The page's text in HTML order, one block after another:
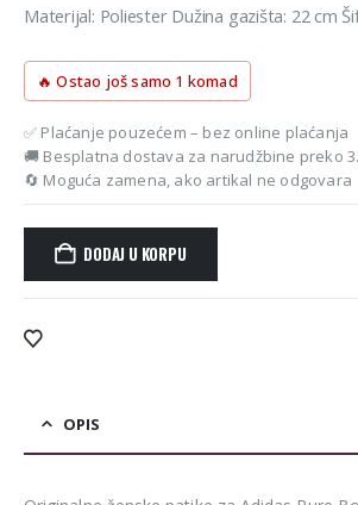
Materijal: Poliester Dužina gazišta: 22 cm
🔥 Ostao još samo 1 komad
✅ Plaćanje pouzećem – bez online plaćanja
🚚 Besplatna dostava za narudžbine preko
🔄 Moguća zamena, ako artikal ne odgovara
DODAJ U KORPU
Alternative:
OPIS